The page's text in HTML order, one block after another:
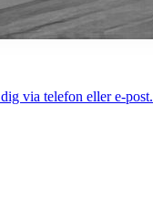
via telefon eller e-post.